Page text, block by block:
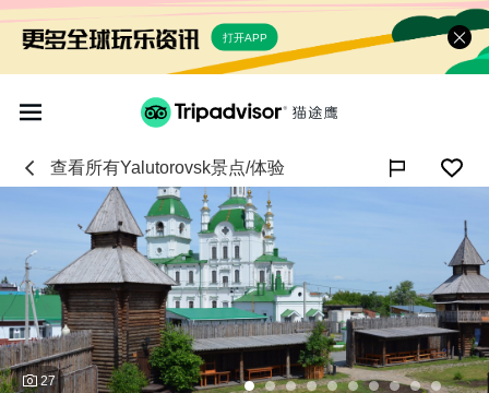
打开APP
查看所有Yalutorovsk景点/体验
27